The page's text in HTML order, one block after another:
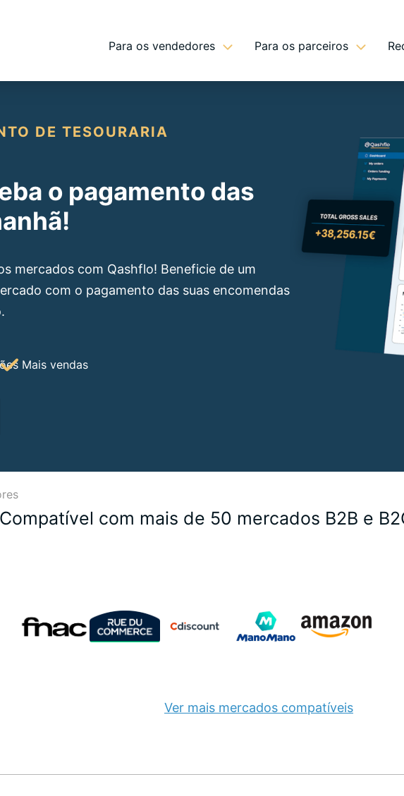
Para os vendedores Para os parceiros
DE TESOURARIA
o pagamento das
mercados com Qashflo! Beneficie de um
com o pagamento das suas encomendas
Mais vendas
Compatível com mais de 50 mercados B2B e
Ver mais mercados compatíveis